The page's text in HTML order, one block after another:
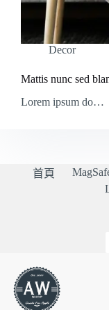
Decor
Mattis nunc sed
Lorem ipsum do…
首頁